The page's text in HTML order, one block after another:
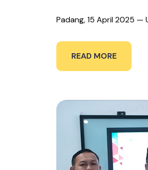
Padang, 15 April 2025 —
READ MORE